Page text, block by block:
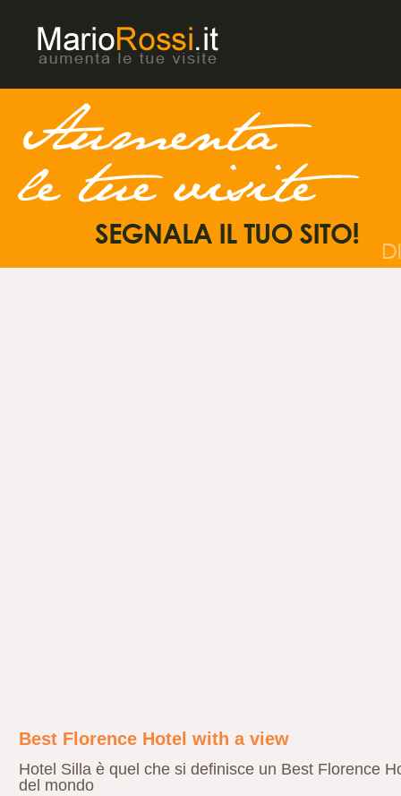
Best Florence Hotel with a view
Hotel Silla è quel che si definisce un Best Florence
del mondo